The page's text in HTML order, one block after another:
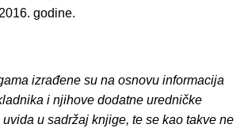
godine.
izrađene su na osnovu informacija
i njihove dodatne uredničke
u sadržaj knjige, te se kao takve ne